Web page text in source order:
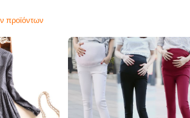
προϊόντων